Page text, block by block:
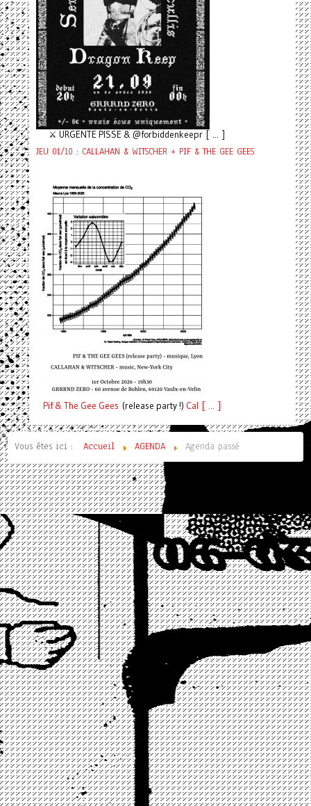
⚔️ URGENTE PISSE & @forbiddenkeepr [ ... ]
JEU 01/10 : CALLAHAN & WITSCHER + PIF & THE GEE GEES
Pif& The Gee Gees (release party !) Cal [ ... ]
Vous êtes ici : Accueil AGENDA Agenda passé